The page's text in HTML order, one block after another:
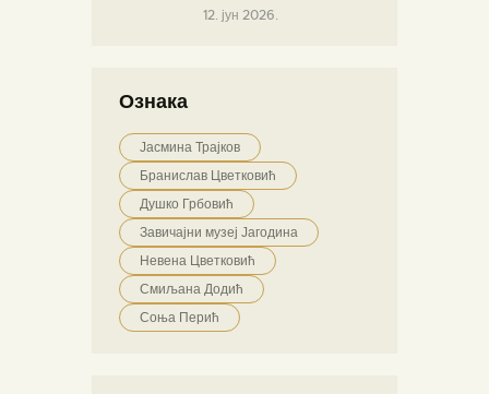
12. јун 2026.
Ознака
Јасмина Трајков
Бранислав Цветковић
Душко Грбовић
Завичајни музеј Јагодина
Невена Цветковић
Смиљана Додић
Соња Перић